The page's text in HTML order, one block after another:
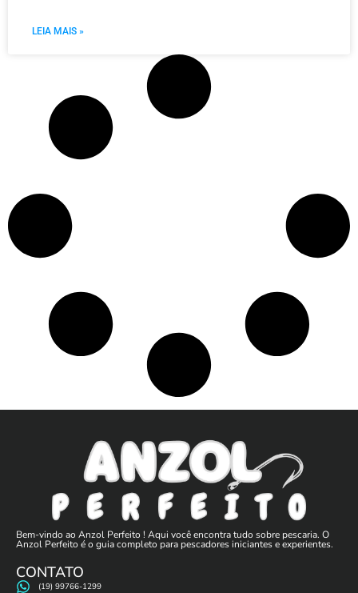
LEIA MAIS »
Bem-vindo ao Anzol Perfeito ! Aqui você encontra tudo sobre pescaria. O
Anzol Perfeito é o guia completo para pescadores iniciantes e experientes.
CONTATO
(19) 99766-1299